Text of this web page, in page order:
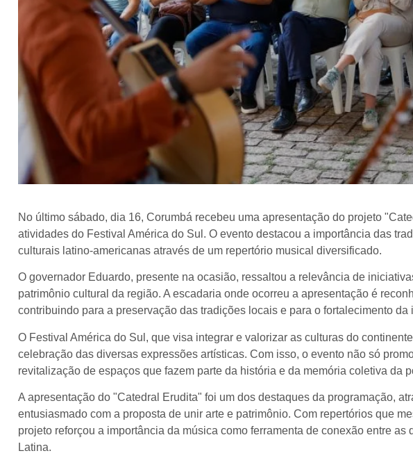
No último sábado, dia 16, Corumbá recebeu uma apresentação do projeto
atividades do Festival América do Sul. O evento destacou a importância das
culturais latino-americanas através de um repertório musical diversificado.
O governador Eduardo, presente na ocasião, ressaltou a relevância de
patrimônio cultural da região. A escadaria onde ocorreu a apresentação é
contribuindo para a preservação das tradições locais e para o fortalecimento
O Festival América do Sul, que visa integrar e valorizar as culturas do
celebração das diversas expressões artísticas. Com isso, o evento não só
revitalização de espaços que fazem parte da história e da memória coletiva da
A apresentação do "Catedral Erudita" foi um dos destaques da programação,
entusiasmado com a proposta de unir arte e patrimônio. Com repertórios que
projeto reforçou a importância da música como ferramenta de conexão entre as
Latina.